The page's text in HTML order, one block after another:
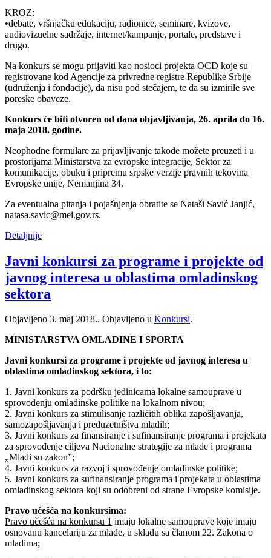
KROZ:
•debate, vršnjačku edukaciju, radionice, seminare, kvizove,
audiovizuelne sadržaje, internet/kampanje, portale, predstave i
drugo.
Na konkurs se mogu prijaviti kao nosioci projekta OCD koje su
registrovane kod Agencije za privredne registre Republike Srbije
(udruženja i fondacije), da nisu pod stečajem, te da su izmirile sve
poreske obaveze.
Konkurs će biti otvoren od dana objavljivanja, 26. aprila do 16.
maja 2018. godine.
Neophodne formulare za prijavljivanje takođe možete preuzeti i u
prostorijama Ministarstva za evropske integracije, Sektor za
komunikacije, obuku i pripremu srpske verzije pravnih tekovina
Evropske unije, Nemanjina 34.
Za eventualna pitanja i pojašnjenja obratite se Nataši Savić Janjić,
natasa.savic@mei.gov.rs.
Detaljnije
Javni konkursi za programe i projekte od
javnog interesa u oblastima omladinskog
sektora
Objavljeno 3. maj 2018.. Objavljeno u Konkursi.
MINISTARSTVA OMLADINE I SPORTA
Javni konkursi za programe i projekte od javnog interesa u
oblastima omladinskog sektora, i to:
1. Javni konkurs za podršku jedinicama lokalne samouprave u
sprovođenju omladinske politike na lokalnom nivou;
2. Javni konkurs za stimulisanje različitih oblika zapošljavanja,
samozapošljavanja i preduzetništva mladih;
3. Javni konkurs za finansiranje i sufinansiranje programa i projekata
za sprovođenje ciljeva Nacionalne strategije za mlade i programa
„Mladi su zakon”;
4. Javni konkurs za razvoj i sprovođenje omladinske politike;
5. Javni konkurs za sufinansiranje programa i projekata u oblastima
omladinskog sektora koji su odobreni od strane Evropske komisije.
Pravo učešća na konkursima:
Pravo učešća na konkursu 1 imaju lokalne samouprave koje imaju
osnovanu kancelariju za mlade, u skladu sa članom 22. Zakona o
mladima;